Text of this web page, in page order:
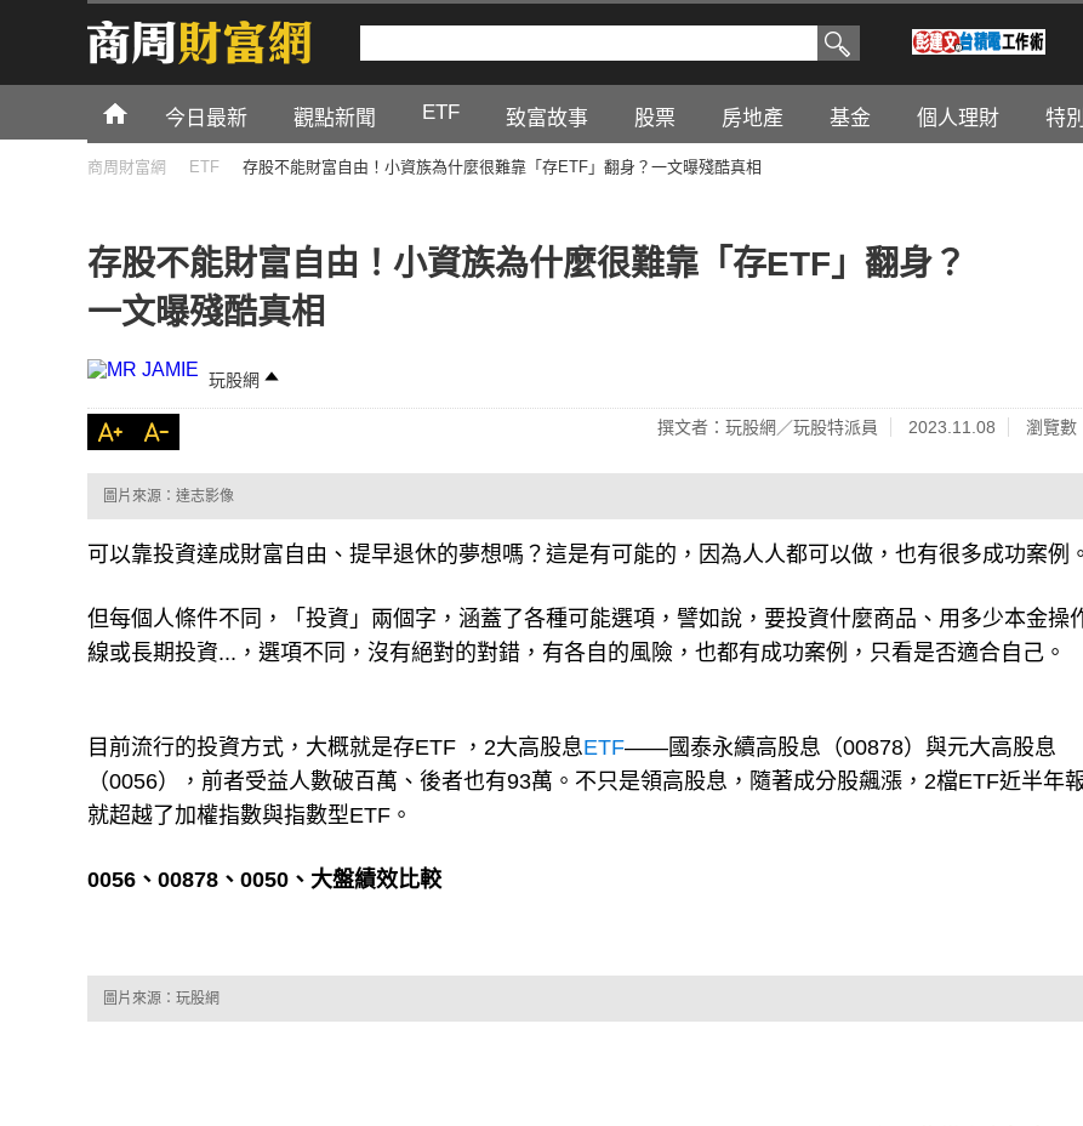
今日最新 觀點新聞 ETF 致富故事 股票 房地產 基金 個人理財 特
商周財富網 ETF 存股不能財富自由！小資族為什麼很難靠「存ETF」翻身？一文曝殘酷真相
存股不能財富自由！小資族為什麼很難靠「存ETF」翻身？
一文曝殘酷真相
玩股網
撰文者：玩股網／玩股特派員 2023.11.08 瀏覽數
圖片來源：達志影像
可以靠投資達成財富自由、提早退休的夢想嗎？這是有可能的，因為人人都可以做，也有很多成功案例。
但每個人條件不同，「投資」兩個字，涵蓋了各種可能選項，譬如說，要投資什麼商品、用多少本金操
線或長期投資...，選項不同，沒有絕對的對錯，有各自的風險，也都有成功案例，只看是否適合自己。
目前流行的投資方式，大概就是存ETF ，2大高股息ETF——國泰永續高股息（00878）與元大高股息
（0056），前者受益人數破百萬、後者也有93萬。不只是領高股息，隨著成分股飆漲，2檔ETF近半年
就超越了加權指數與指數型ETF。
0056、00878、0050、大盤績效比較
圖片來源：玩股網